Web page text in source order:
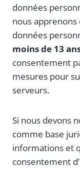
données
nous apprenons
données
moins de 13
consentement
mesures pour
serveurs.
Si nous devons
comme base
informations et
consentement